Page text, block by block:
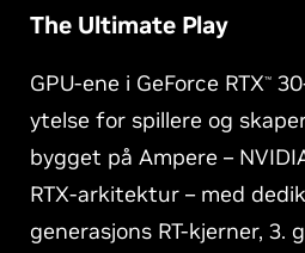
The Ultimate Play
GPU-ene i GeForce RTX™
ytelse for spillere og
bygget på Ampere –
RTX-arkitektur – med
generasjons RT-kjerner, 3.